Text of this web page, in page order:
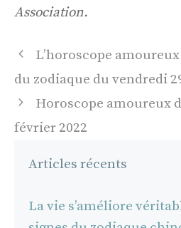
Association.
Navigation
des
L’horoscope
du zodiaque du vendredi
Horoscope amoureux
février 2022
Articles récents
La vie s’améliore